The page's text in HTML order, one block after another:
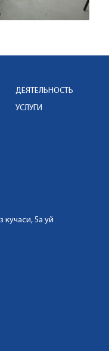
ДЕЯТЕЛЬНОСТЬ
УСЛУГИ
кучаси, 5а уй